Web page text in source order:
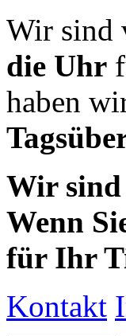
Wir sind
die Uhr
haben
Wir sind
Wenn
für Ihr
Kontakt